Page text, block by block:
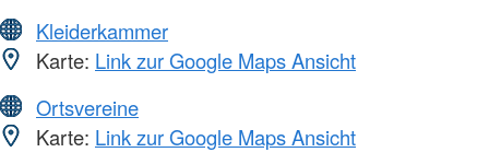
Kleiderkammer
Karte: Link zur Google Maps Ansicht
Ortsvereine
Karte: Link zur Google Maps Ansicht